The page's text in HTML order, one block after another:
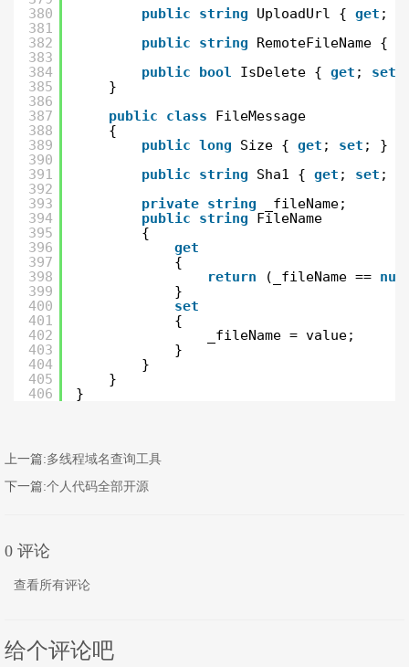
380
381
382
383
384
385
386
387
388
389
390
391
392
393
394
395
396
397
398
399
400
401
402
403
404
405
406
public
string UploadUrl { get ;
public
string RemoteFileName {
public
bool IsDelete { get ; set
}
public
class
FileMessage
{
public long Size { get ; set ; }
public
string Sha1 { get ; set ; }
private string
_fileName;
public
string
FileName
{
get
{
return
(_fileName ==
}
set
{
_fileName = value;
}
}
}
}
上一篇:多线程域名查询工具
下一篇:个人代码全部开源
0 评论
查看所有评论
给个评论吧